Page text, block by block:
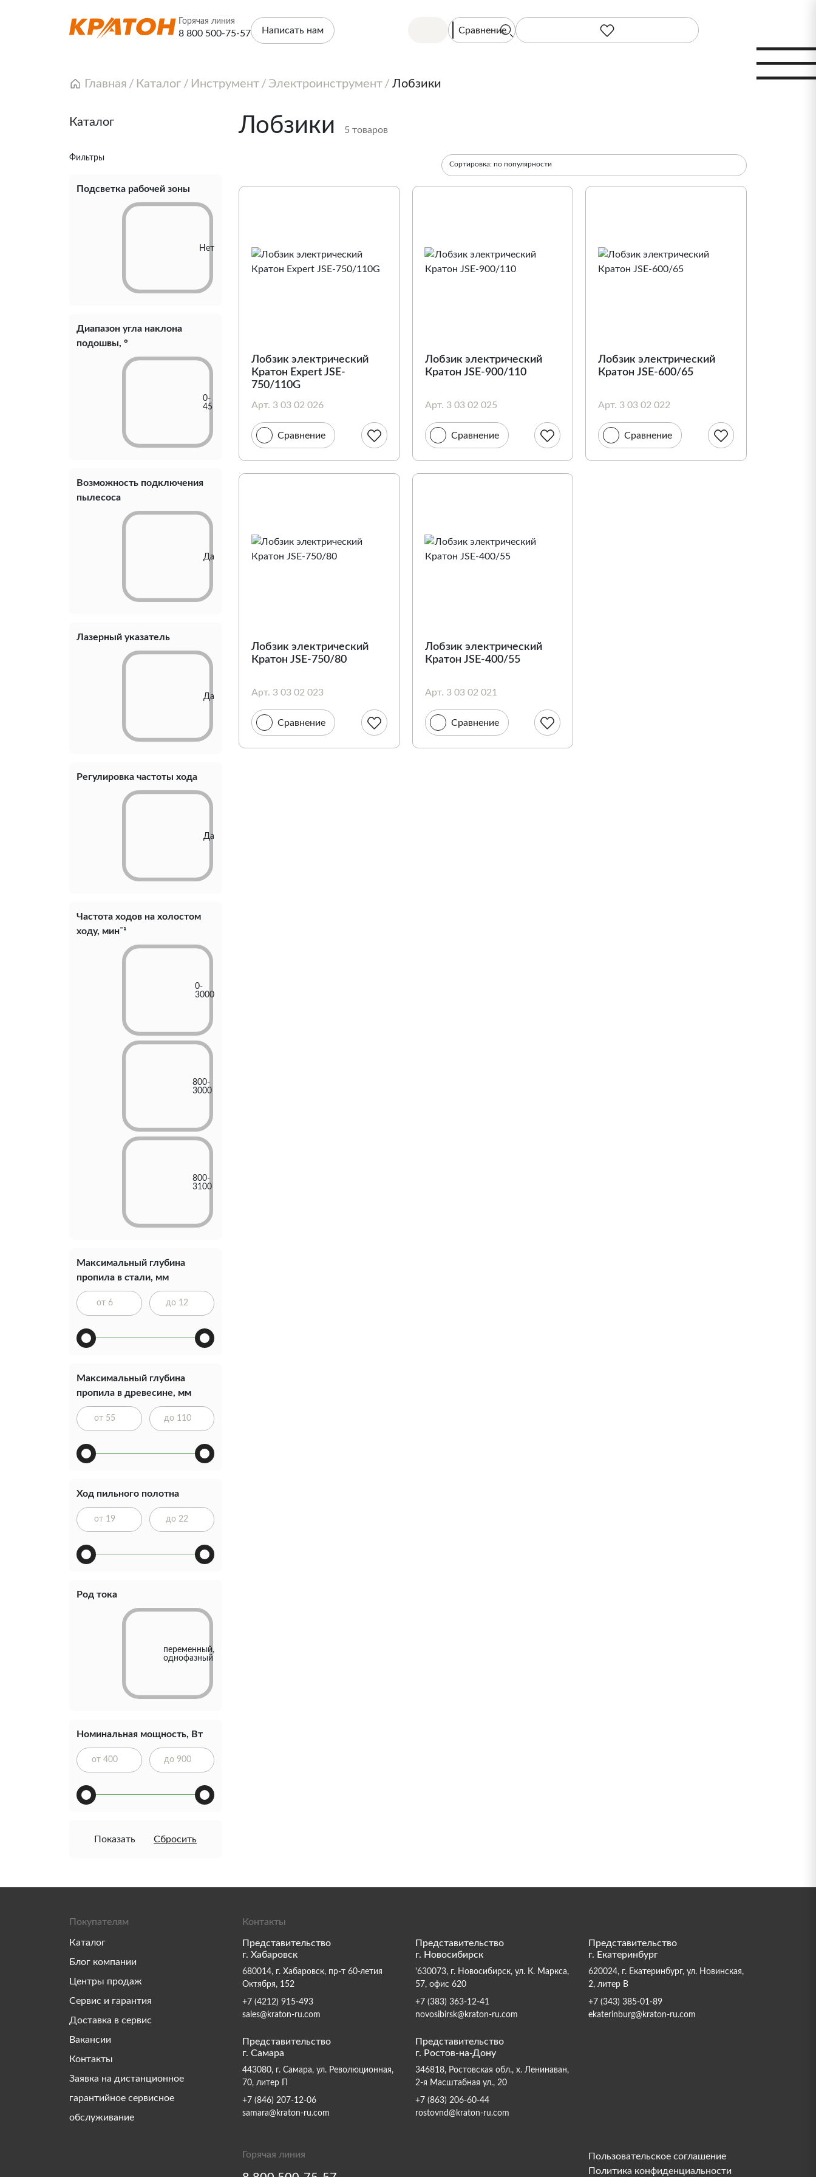
Горячая линия
8 800 500-75-57 Написать нам Сравнение
Главная Каталог Инструмент Электроинструмент Лобзики
Каталог
Фильтры
Подсветка рабочей зоны
Нет
Диапазон угла наклона
подошвы, °
0-
45
Возможность подключения
пылесоса
Да
Лазерный указатель
Да
Регулировка частоты хода
Да
Частота ходов на холостом
ходу, минˉ¹
0-
3000
800-
3000
800-
3100
Максимальный глубина
пропила в стали, мм
Максимальный глубина
пропила в древесине, мм
Ход пильного полотна
Род тока
переменный,
однофазный
Номинальная мощность, Вт
Лобзики 5 товаров
Сортировка: по популярности
Лобзик электрический
Кратон Expert JSE-
750/110G
Арт. 3 03 02 026
Сравнение
Лобзик электрический
Кратон JSE-900/110
Арт. 3 03 02 025
Сравнение
Лобзик электрический
Кратон JSE-600/65
Арт. 3 03 02 022
Сравнение
Лобзик электрический
Кратон JSE-750/80
Арт. 3 03 02 023
Сравнение
Лобзик электрический
Кратон JSE-400/55
Арт. 3 03 02 021
Сравнение
Покупателям
Каталог
Блог компании
Центры продаж
Сервис и гарантия
Доставка в сервис
Вакансии
Контакты
Заявка на дистанционное
гарантийное сервисное
обслуживание
Контакты
Представительство
г. Хабаровск
680014, г. Хабаровск, пр-т 60-летия
Октября, 152
+7 (4212) 915-493
sales@kraton-ru.com
Представительство
г. Новосибирск
'630073, г. Новосибирск, ул. К. Маркса,
57, офис 620
+7 (383) 363-12-41
novosibirsk@kraton-ru.com
Представительство
г. Екатеринбург
620024, г. Екатеринбург, ул. Новинская,
2, литер В
+7 (343) 385-01-89
ekaterinburg@kraton-ru.com
Представительство
г. Самара
443080, г. Самара, ул. Революционная,
70, литер П
+7 (846) 207-12-06
samara@kraton-ru.com
Представительство
г. Ростов-на-Дону
346818, Ростовская обл., х. Ленинаван,
2-я Масштабная ул., 20
+7 (863) 206-60-44
rostovnd@kraton-ru.com
Горячая линия
Пользовательское соглашение
Политика конфиденциальности